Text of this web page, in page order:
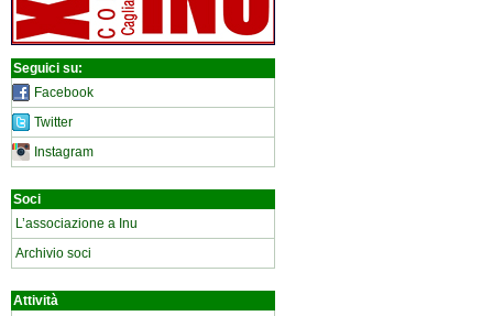
Seguici su:
Facebook
Twitter
Instagram
Soci
L’associazione a Inu
Archivio soci
Attività